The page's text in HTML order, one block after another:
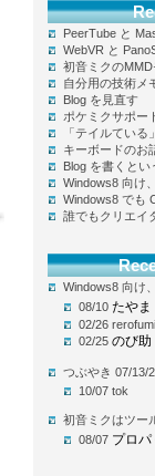
PeerTube と
WebVR と
初音ミクの
自分用の技術メ
Blog を見直す
ポケミクサポー
「テイルている
キーボードのお
Blog を書くとい
Windows8 向け
Windows8 でも
誰でもクリエイ
Windows8 向け
08/10 たやま
02/26 rerofumi
02/25 のび助
つぶやき 07/13/
10/07 tok
初音ミクはツー
08/07 プロパ